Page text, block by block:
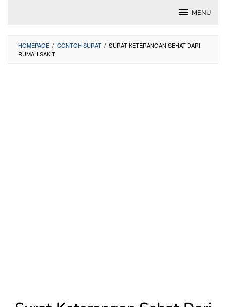
MENU
HOMEPAGE / CONTOH SURAT / SURAT KETERANGAN SEHAT DARI
RUMAH SAKIT